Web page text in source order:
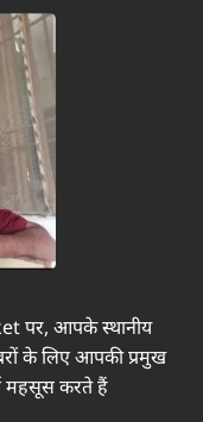
पर, आपके स्थानीय
के लिए आपकी प्रमुख
महसूस करते हैं